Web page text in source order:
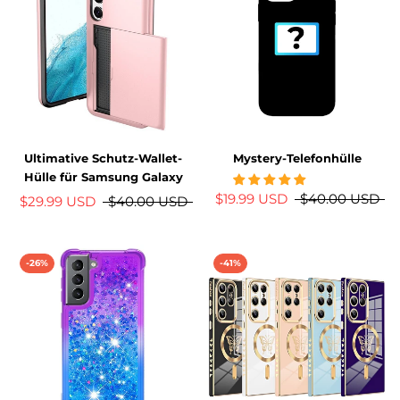
Ultimative Schutz-Wallet-
Hülle für Samsung Galaxy
$29.99 USD $40.00 USD
Mystery-Telefonhülle
$19.99 USD $40.00 USD
-26% -41%